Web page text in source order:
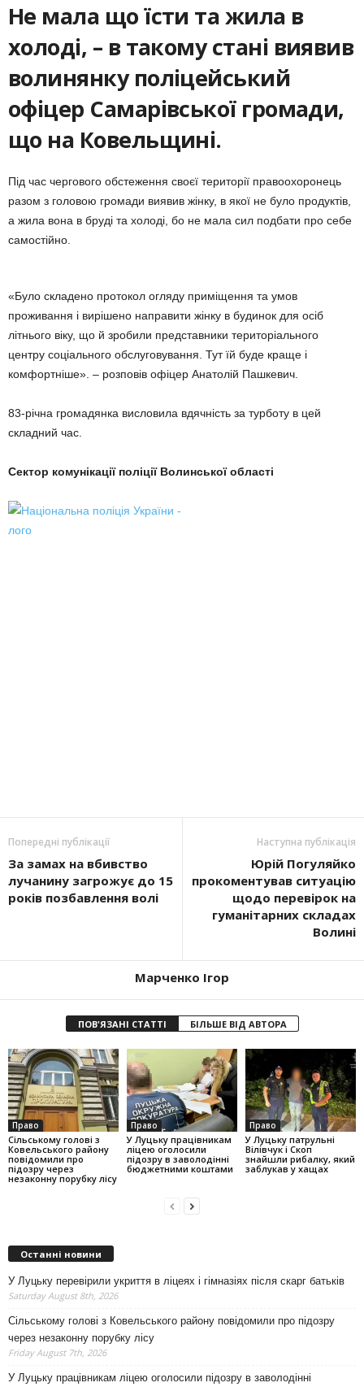
Не мала що їсти та жила в
холоді, – в такому стані виявив
волинянку поліцейський
офіцер Самарівської громади,
що на Ковельщині.
Під час чергового обстеження своєї території правоохоронець
разом з головою громади виявив жінку, в якої не було продуктів,
а жила вона в бруді та холоді, бо не мала сил подбати про себе
самостійно.
«Було складено протокол огляду приміщення та умов
проживання і вирішено направити жінку в будинок для осіб
літнього віку, що й зробили представники територіального
центру соціального обслуговування. Тут їй буде краще і
комфортніше». – розповів офіцер Анатолій Пашкевич.
83-річна громадянка висловила вдячність за турботу в цей
складний час.
Сектор комунікації поліції Волинської області
Попередні публікації
За замах на вбивство
лучанину загрожує до 15
років позбавлення волі
Наступна публікація
Юрій Погуляйко
прокоментував ситуацію
щодо перевірок на
гуманітарних складах
Волині
Марченко Ігор
ПОВ'ЯЗАНІ СТАТТІ БІЛЬШЕ ВІД АВТОРА
Право
Сільському голові з
Ковельського району
повідомили про
підозру через
незаконну порубку лісу
Право
У Луцьку працівникам
ліцею оголосили
підозру в заволодінні
бюджетними коштами
Право
У Луцьку патрульні
Вілівчук і Скоп
знайшли рибалку, який
заблукав у хащах
Останні новини
У Луцьку перевірили укриття в ліцеях і гімназіях після скарг батьків
Saturday August 8th, 2026
Сільському голові з Ковельського району повідомили про підозру
через незаконну порубку лісу
Friday August 7th, 2026
У Луцьку працівникам ліцею оголосили підозру в заволодінні